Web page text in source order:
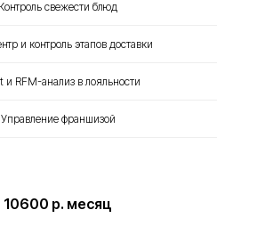
Контроль свежести блюд
и контроль этапов доставки
и RFM-анализ в лояльности
Управление франшизой
10600 р. месяц